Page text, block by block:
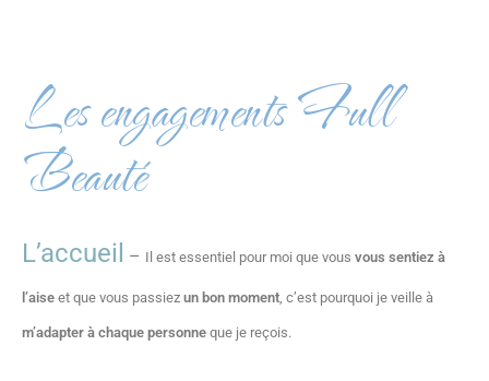
Les engagements Full
Beauté
L’accueil – Il est essentiel pour moi que vous vous sentiez à
l’aise et que vous passiez un bon moment, c’est pourquoi je veille à
m’adapter à chaque personne que je reçois.